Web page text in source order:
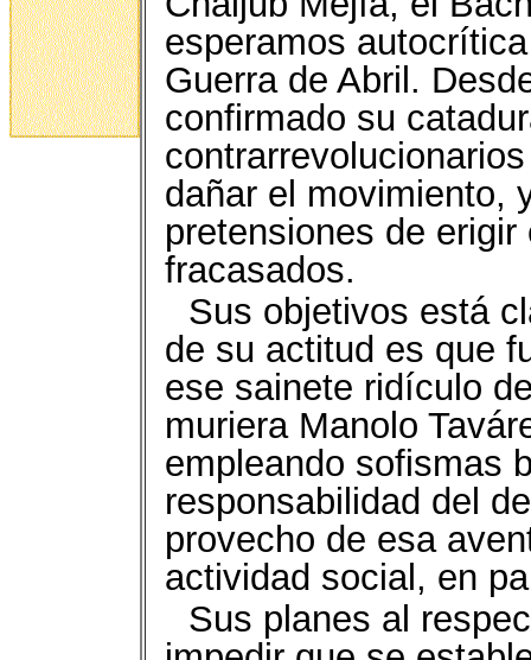
esperamos
Guerra de Abril.
confirmado su
dañar el movimiento,
pretensiones de
fracasados.
Sus objetivos está
de su actitud es que
ese sainete ridículo
muriera Manolo
empleando sofismas
responsabilidad del
provecho de esa
actividad social, en
Sus planes al